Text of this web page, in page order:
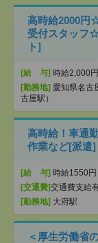
高時給2000円
受付スタッフ
ト]
[給 与] 時給2,000
[勤務地] 愛知県名古
古屋駅）
高時給！車通
作業など[派遣]
[給 与] 時給1550
[交通費]交通費支給
[勤務地] 大府駅
＜厚生労働省